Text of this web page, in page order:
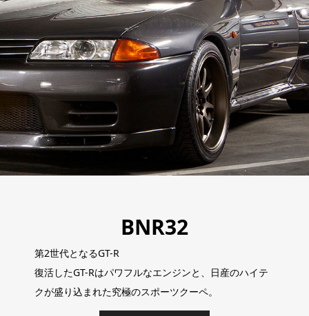
BNR32
第2世代となるGT-R
復活したGT-Rはパワフルなエンジンと、日産のハイテ
クが盛り込まれた究極のスポーツクーペ。